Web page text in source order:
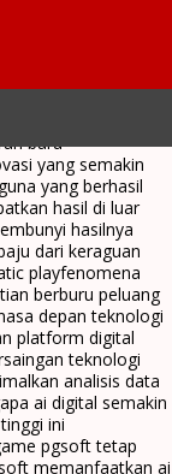
kunci analisis data
baru
yang semakin
yang berhasil
hasil di luar
hasilnya
dari keraguan
playfenomena
berburu peluang
depan teknologi
platform digital
teknologi
analisis data
ai digital semakin
ini
pgsoft tetap
memanfaatkan ai